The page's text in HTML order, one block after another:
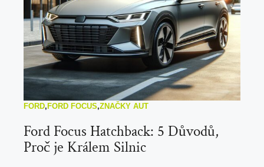
FORD,FORD FOCUS,ZNAČKY AUT
Ford Focus Hatchback: 5 Důvodů,
Proč je Králem Silnic